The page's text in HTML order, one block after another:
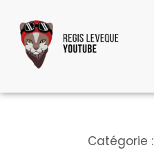
Catégorie :